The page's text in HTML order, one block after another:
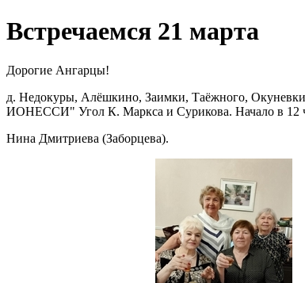
Встречаемся 21 марта
Дорогие Ангарцы!
д. Недокуры, Алёшкино, Заимки, Таёжного,
ИОНЕССИ" Угол К. Маркса и Сурикова. Начало в 12
Нина Дмитриева (Заборцева).